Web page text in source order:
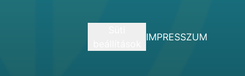
szolgáltatásai
IMPRESSZUM